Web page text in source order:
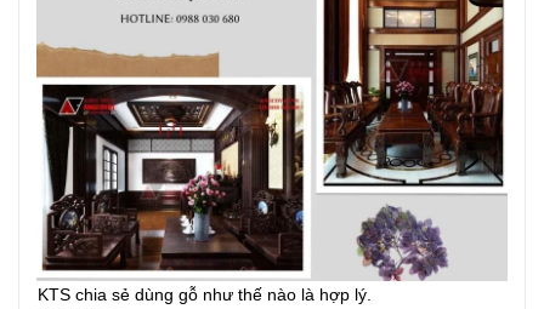
KTS chia sẻ dùng gỗ như thế nào là hợp lý.